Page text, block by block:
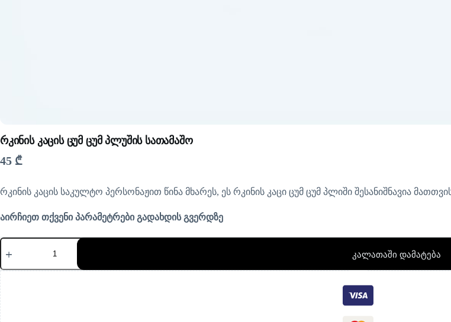
რკინის კაცის ცუმ ცუმ პლუშის სათამაშო
45 ₾
რკინის კაცის საკულტო პერსონაჟით წინა მხარეს, ეს რკინის კაცი ცუმ ცუმ პლიში შესანიშნავია
აირჩიეთ თქვენი პარამეტრები გადახდის გვერდზე
რაოდენობა:
რკინის
ცუმ
ცუმ
პლუშის
სათამაშო
კალათაში დამატება